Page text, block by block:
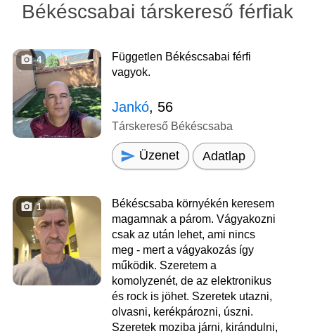
Békéscsabai társkereső férfiak
4
Független Békéscsabai férfi
vagyok.
Jankó, 56
Társkereső Békéscsaba
Üzenet Adatlap
1
Békéscsaba környékén keresem
magamnak a párom. Vágyakozni
csak az után lehet, ami nincs
meg - mert a vágyakozás így
működik. Szeretem a
komolyzenét, de az elektronikus
és rock is jöhet. Szeretek utazni,
olvasni, kerékpározni, úszni.
Szeretek moziba járni, kirándulni,